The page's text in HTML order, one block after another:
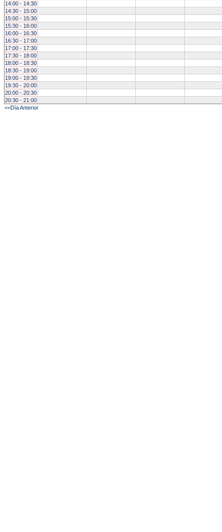
14:00 - 14:30
14:30 - 15:00
15:00 - 15:30
15:30 - 16:00
16:00 - 16:30
16:30 - 17:00
17:00 - 17:30
17:30 - 18:00
18:00 - 18:30
18:30 - 19:00
19:00 - 19:30
19:30 - 20:00
20:00 - 20:30
20:30 - 21:00
<<Día Anterior